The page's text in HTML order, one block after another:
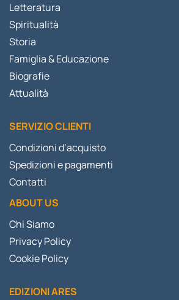
Letteratura
Spiritualità
Storia
Famiglia & Educazione
Biografie
Attualità
SERVIZIO CLIENTI
Condizioni d’acquisto
Spedizioni e pagamenti
Contatti
ABOUT US
Chi Siamo
Privacy Policy
Cookie Policy
EDIZIONI ARES